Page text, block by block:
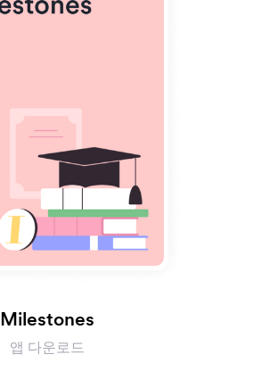
Milestones
앱 다운로드